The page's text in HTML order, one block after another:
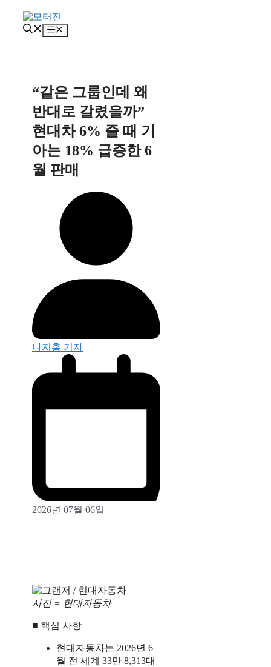
메
“같은 그룹인데 왜
반대로 갈렸을까”
현대차 6% 줄 때 기
아는 18% 급증한 6
월 판매
나지홍 기자
2026년 07월 06일
사진 = 현대자동차
■ 핵심 사항
현대자동차는 2026년 6
월 전 세계 33만 8,313대